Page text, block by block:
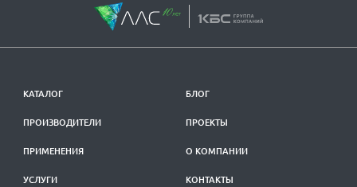
КАТАЛОГ
ПРОИЗВОДИТЕЛИ
ПРИМЕНЕНИЯ
УСЛУГИ
БЛОГ
ПРОЕКТЫ
О КОМПАНИИ
КОНТАКТЫ